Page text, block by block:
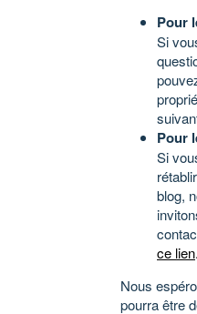
Pour
Si
Pour
Si
blog,
ce lien.
Nous
pourra être